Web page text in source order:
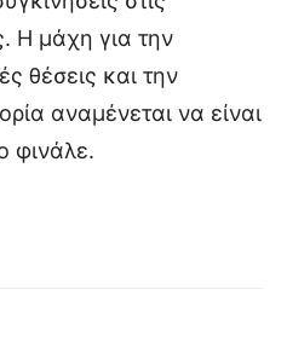
Η μάχη για την
θέσεις και την
αναμένεται να είναι
φινάλε.